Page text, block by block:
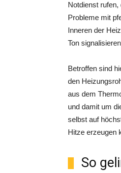
Notdienst
Probleme mit
Inneren der
Ton
Betroffen sind
den
aus dem
und damit um
selbst auf
Hitze erzeugen
So